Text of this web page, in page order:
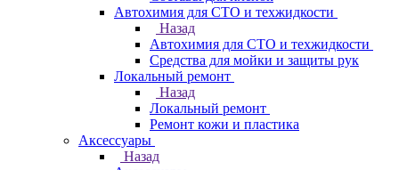
Автохимия для СТО и техжидкости
Назад
Автохимия для СТО и техжидкости
Средства для мойки и защиты рук
Локальный ремонт
Назад
Локальный ремонт
Ремонт кожи и пластика
Аксессуары
Назад